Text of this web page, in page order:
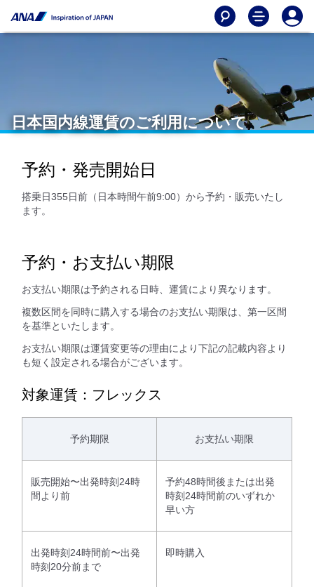
日本国内線運賃のご利用について
予約・発売開始日
搭乗日355日前（日本時間午前9:00）から予約・販売いたし
ます。
予約・お支払い期限
お支払い期限は予約される日時、運賃により異なります。
複数区間を同時に購入する場合のお支払い期限は、第一区間
を基準といたします。
お支払い期限は運賃変更等の理由により下記の記載内容より
も短く設定される場合がございます。
対象運賃：フレックス
予約期限 お支払い期限
販売開始〜出発時刻24時
間より前
予約48時間後または出発
時刻24時間前のいずれか
早い方
出発時刻24時間前〜出発
時刻20分前まで
即時購入